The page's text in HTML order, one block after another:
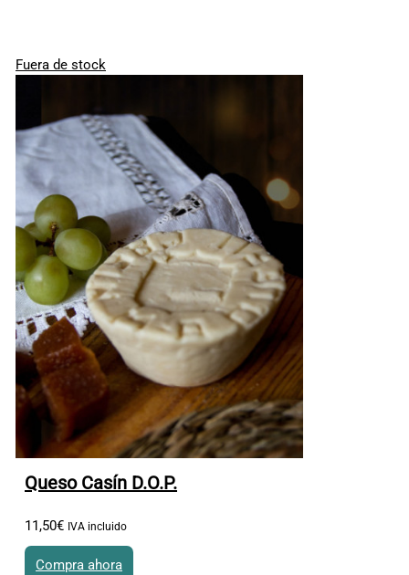
Fuera de stock
Queso Casín D.O.P.
11,50€ IVA incluido
Compra ahora